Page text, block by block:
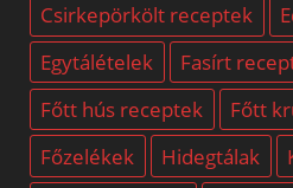
Csirkepörkölt receptek
Egytálételek
Fasírt
Főtt hús receptek
Főtt
Főzelékek
Hidegtálak